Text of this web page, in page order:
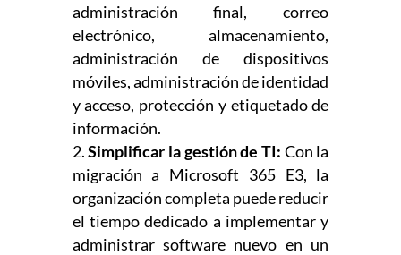
administración final, correo
electrónico, almacenamiento,
administración de dispositivos
móviles, administración de identidad
y acceso, protección y etiquetado de
información.
Simplificar la gestión de TI: Con la
migración a Microsoft 365 E3, la
organización completa puede reducir
el tiempo dedicado a implementar y
administrar software nuevo en un